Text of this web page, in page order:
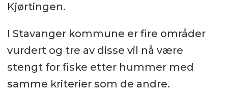
Kjørtingen.
I Stavanger kommune er fire områder
vurdert og tre av disse vil nå være
stengt for fiske etter hummer med
samme kriterier som de andre.